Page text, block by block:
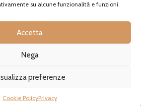
su alcune funzionalità e funzioni.
Accetta
Nega
preferenze
Cookie PolicyPrivacy
Fisti 20, 39036 Badia (BZ), Italia
Via Majet 17, 22030 Caslino d’Erba (CO), Italia